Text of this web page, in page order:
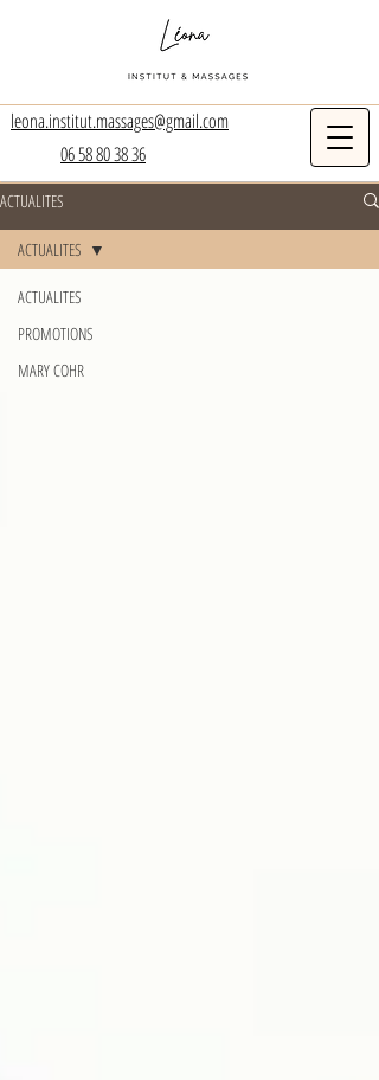
leona.institut.massages@gmail.com
06 58 80 38 36
ACTUALITES
ACTUALITES
PROMOTIONS
MARY COHR
ACTUALITES